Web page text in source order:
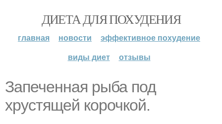
ДИЕТА ДЛЯ ПОХУДЕНИЯ
главная новости
эффективное похудение
виды диет
отзывы
Запеченная рыба под
хрустящей корочкой.